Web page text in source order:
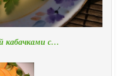
кабачками с…